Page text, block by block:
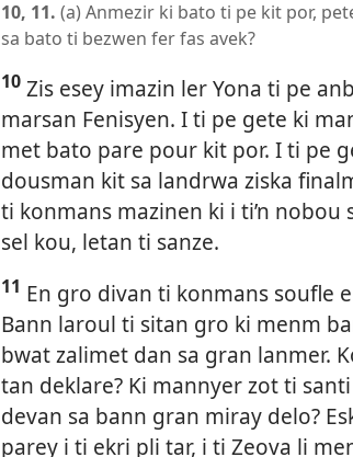
10, 11. (a) Anmezir ki bato ti pe kit por,
sa bato ti bezwen fer fas avek?
10 Zis esey imazin ler Yona ti pe
marsan Fenisyen. I ti pe gete ki
met bato pare pour kit por. I ti pe
dousman kit sa landrwa ziska
ti konmans mazinen ki i ti’n nobou
sel kou, letan ti sanze.
11 En gro divan ti konmans soufle
Bann laroul ti sitan gro ki menm
bwat zalimet dan sa gran lanmer.
tan deklare? Ki mannyer zot ti
devan sa bann gran miray delo?
parey i ti ekri pli tar, i ti Zeova li